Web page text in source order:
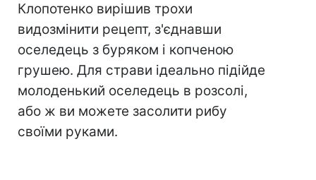
Клопотенко вирішив трохи
видозмінити рецепт, з'єднавши
оселедець з буряком і копченою
грушею. Для страви ідеально підійде
молоденький оселедець в розсолі,
або ж ви можете засолити рибу
своїми руками.